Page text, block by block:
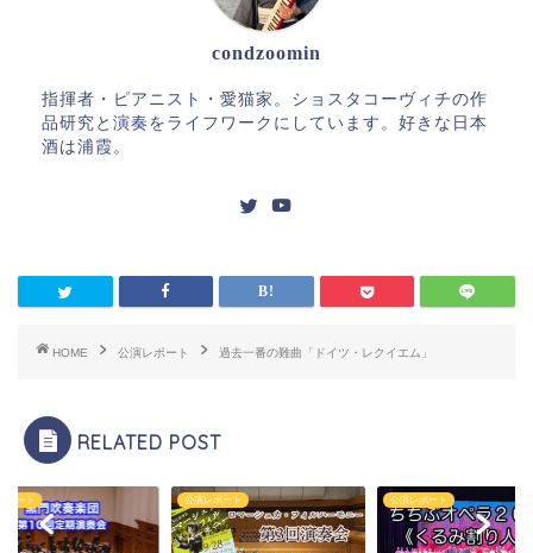
condzoomin
指揮者・ピアニスト・愛猫家。ショスタコーヴィチの作
品研究と演奏をライフワークにしています。好きな日本
酒は浦霞。
HOME 公演レポート 過去一番の難曲「ドイツ・レクイエム」
RELATED POST
ポート 公演レポート 公演レポート